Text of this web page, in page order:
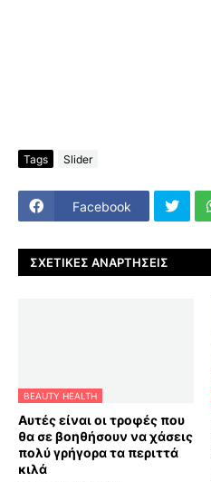
Tags Slider
Facebook
ΣΧΕΤΙΚΈΣ ΑΝΑΡΤΉΣΕΙΣ
BEAUTY HEALTH
Αυτές είναι οι τροφές που
θα σε βοηθήσουν να χάσεις
πολύ γρήγορα τα περιττά
κιλά